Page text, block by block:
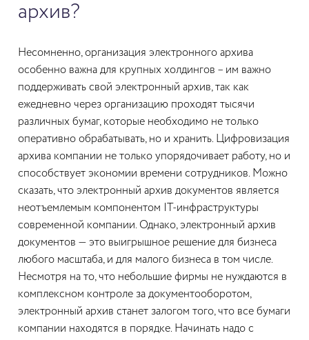
архив?
Несомненно, организация электронного архива
особенно важна для крупных холдингов – им важно
поддерживать свой электронный архив, так как
ежедневно через организацию проходят тысячи
различных бумаг, которые необходимо не только
оперативно обрабатывать, но и хранить. Цифровизация
архива компании не только упорядочивает работу, но и
способствует экономии времени сотрудников. Можно
сказать, что электронный архив документов является
неотъемлемым компонентом IT-инфраструктуры
современной компании. Однако, электронный архив
документов — это выигрышное решение для бизнеса
любого масштаба, и для малого бизнеса в том числе.
Несмотря на то, что небольшие фирмы не нуждаются в
комплексном контроле за документооборотом,
электронный архив станет залогом того, что все бумаги
компании находятся в порядке. Начинать надо с